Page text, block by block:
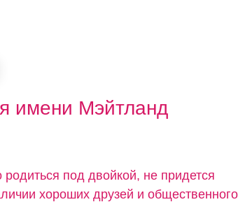
имени Мэйтланд
под двойкой, не придется
хороших друзей и общественного